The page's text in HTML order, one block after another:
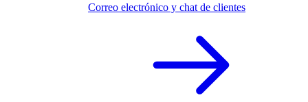
Correo electrónico y chat de clientes